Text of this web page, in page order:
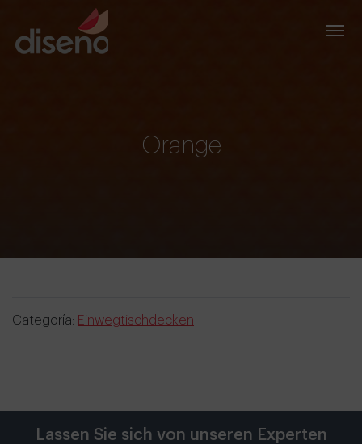
Orange
Categoría: Einwegtischdecken
Lassen Sie sich von unseren Experten